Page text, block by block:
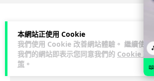
本網站正使用 Cookie
我們使用 Cookie 改善網站體驗。 繼續使用
我們的網站即表示您同意我們的 Cookie 政
策 。
科技娛樂 生活科技
arthur